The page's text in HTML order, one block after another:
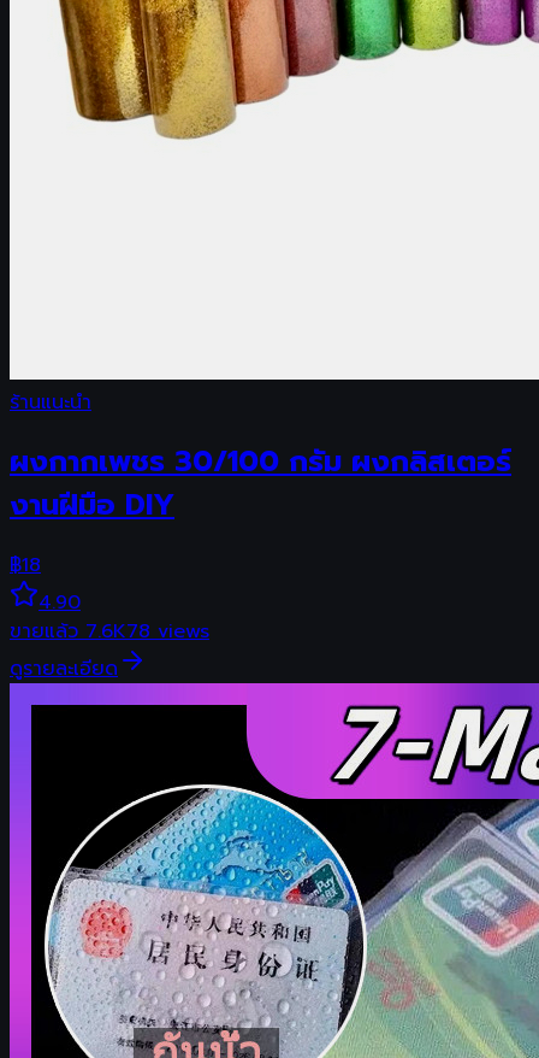
ร้านแนะนำ
ผงกากเพชร 30/100 กรัม ผงกลิสเตอร์
งานฝีมือ DIY
฿18
4.90
ขายแล้ว7.6K78views
ดูรายละเอียด